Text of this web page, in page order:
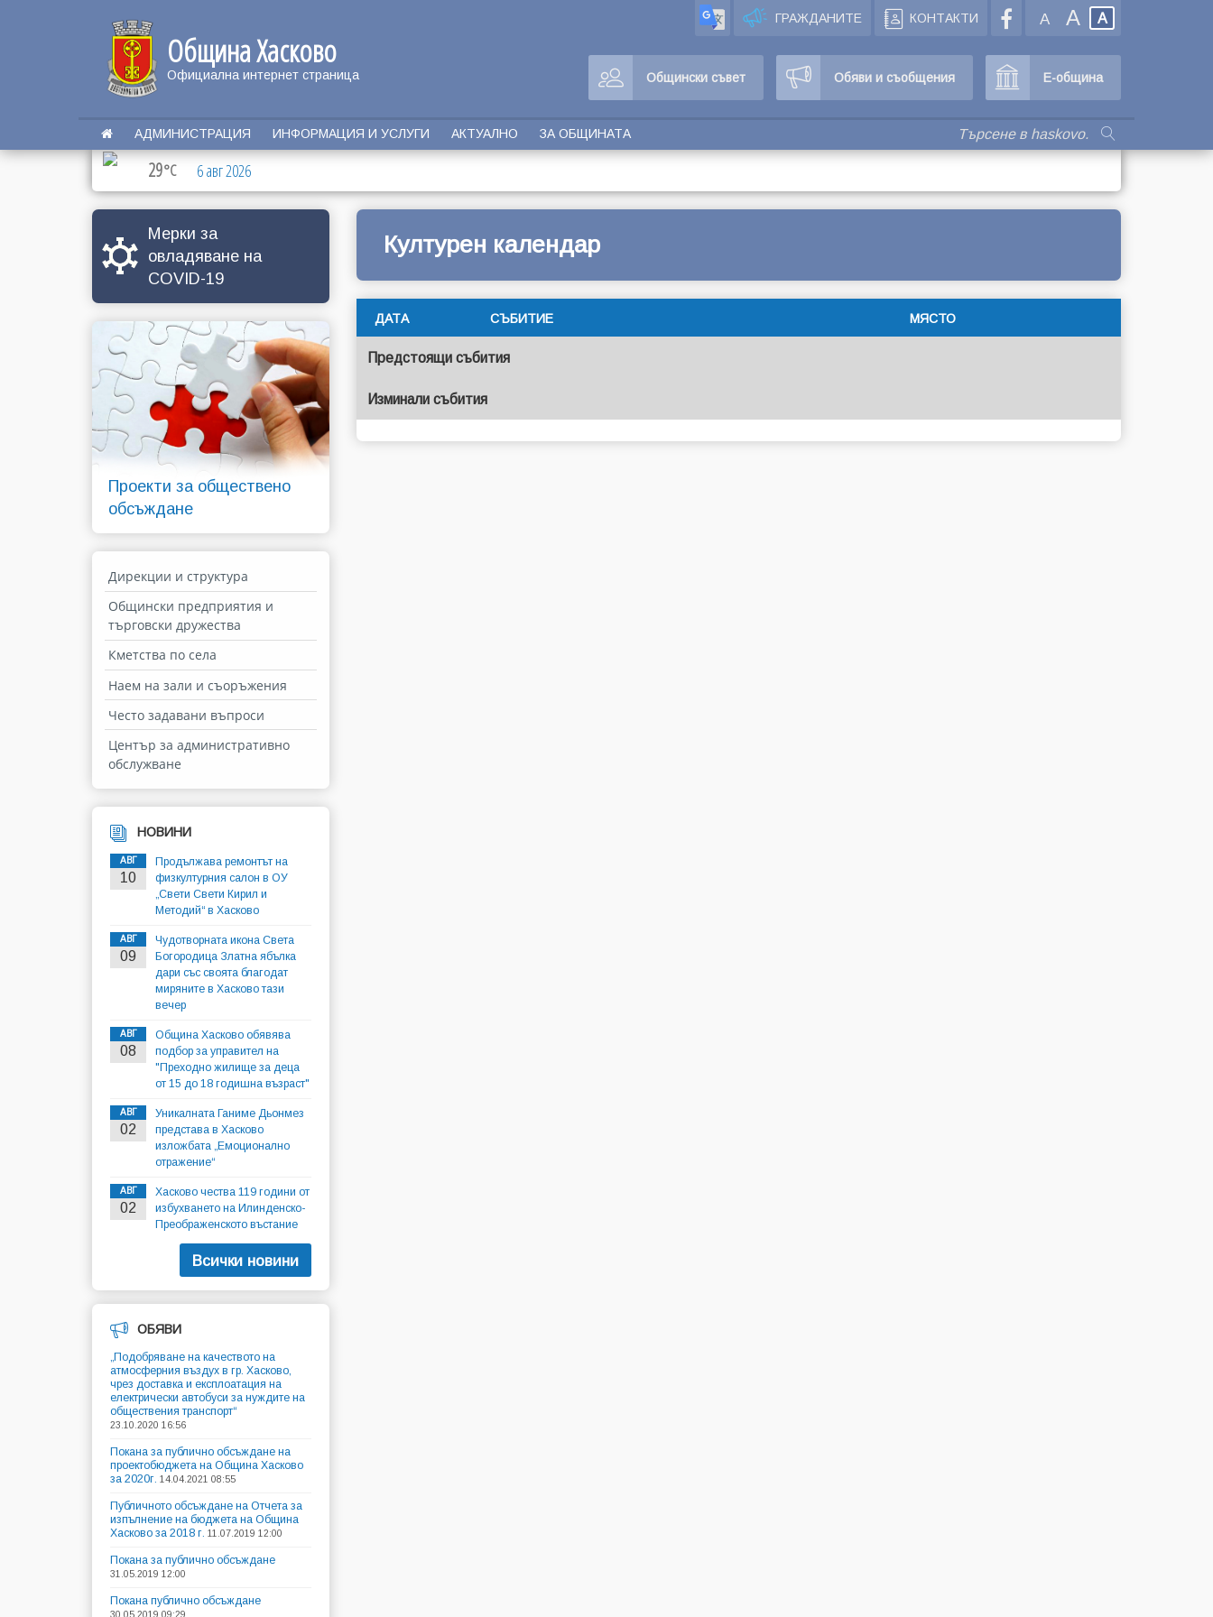
Община Хасково
Официална интернет страница
ГРАЖДАНИТЕ КОНТАКТИ A A A
Е-община
Обяви и съобщения
Общински съвет
АДМИНИСТРАЦИЯ ИНФОРМАЦИЯ И УСЛУГИ АКТУАЛНО ЗА ОБЩИНАТА
29°C 6 авг 2026
Културен календар
ДАТА СЪБИТИЕ МЯСТО
Предстоящи събития
Изминали събития
Мерки за
овладяване на
COVID-19
Проекти за обществено
обсъждане
Дирекции и структура
Общински предприятия и
търговски дружества
Кметства по села
Наем на зали и съоръжения
Често задавани въпроси
Център за административно
обслужване
НОВИНИ
АВГ
10
Продължава ремонтът на
физкултурния салон в ОУ
„Свети Свети Кирил и
Методий“ в Хасково
АВГ
09
Чудотворната икона Света
Богородица Златна ябълка
дари със своята благодат
миряните в Хасково тази
вечер
АВГ
08
Община Хасково обявява
подбор за управител на
"Преходно жилище за деца
от 15 до 18 годишна възраст"
АВГ
02
Уникалната Ганиме Дьонмез
представа в Хасково
изложбата „Емоционално
отражение“
АВГ
02
Хасково чества 119 години от
избухването на Илинденско-
Преображенското въстание
Всички новини
ОБЯВИ
„Подобряване на качеството на
атмосферния въздух в гр. Хасково,
чрез доставка и експлоатация на
електрически автобуси за нуждите на
обществения транспорт“
23.10.2020 16:56
Покана за публично обсъждане на
проектобюджета на Община Хасково
за 2020г. 14.04.2021 08:55
Публичното обсъждане на Отчета за
изпълнение на бюджета на Община
Хасково за 2018 г. 11.07.2019 12:00
Покана за публично обсъждане
31.05.2019 12:00
Покана публично обсъждане
30.05.2019 09:29